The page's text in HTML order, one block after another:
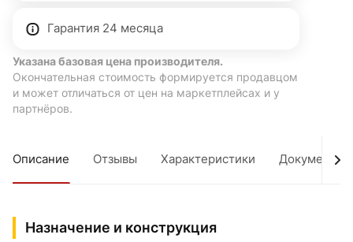
Гарантия 24 месяца
Указана базовая цена производителя.
Окончательная стоимость формируется продавцом
и может отличаться от цен на маркетплейсах и у
партнёров.
Описание Отзывы Характеристики Документы
Назначение и конструкция